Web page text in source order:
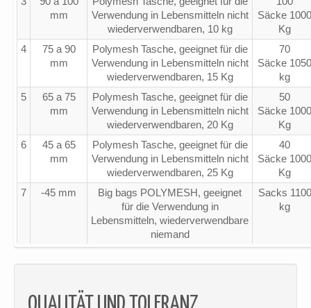
mm
Verwendung in Lebensmitteln nicht
wiederverwendbaren, 10 kg
Säcke 1000
Kg
4
75 a 90
mm
Polymesh Tasche, geeignet für die
Verwendung in Lebensmitteln nicht
wiederverwendbaren, 15 Kg
70
Säcke 1050
kg
5
65 a 75
mm
Polymesh Tasche, geeignet für die
Verwendung in Lebensmitteln nicht
wiederverwendbaren, 20 Kg
50
Säcke 1000
Kg
6
45 a 65
mm
Polymesh Tasche, geeignet für die
Verwendung in Lebensmitteln nicht
wiederverwendbaren, 25 Kg
40
Säcke 1000
Kg
7
-45 mm
Big bags POLYMESH, geeignet
für die Verwendung in
Lebensmitteln, wiederverwendbare
niemand
Sacks 1100
kg